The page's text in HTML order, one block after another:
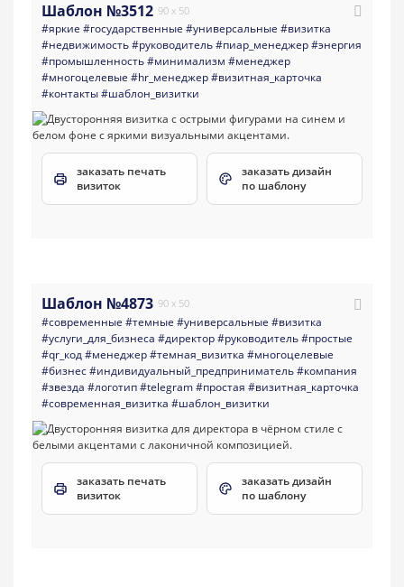
Шаблон №3512 90 x 50
#яркие #государственные #универсальные #визитка
#недвижимость#руководитель#пиар_менеджер#энергия
#промышленность#минимализм #менеджер
#многоцелевые #hr_менеджер#визитная_карточка
#контакты#шаблон_визитки
заказать печать
визиток
заказать дизайн
по шаблону
Шаблон №4873 90 x 50
#современные #темные #универсальные #визитка
#услуги_для_бизнеса #директор#руководитель#простые
#qr_код#менеджер#темная_визитка #многоцелевые
#бизнес#индивидуальный_предприниматель#компания
#звезда #логотип#telegram#простая #визитная_карточка
#современная_визитка #шаблон_визитки
заказать печать
визиток
заказать дизайн
по шаблону